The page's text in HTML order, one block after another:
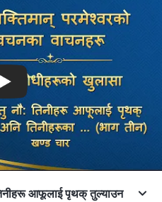
आफूलाई पृथक् तुल्याउन